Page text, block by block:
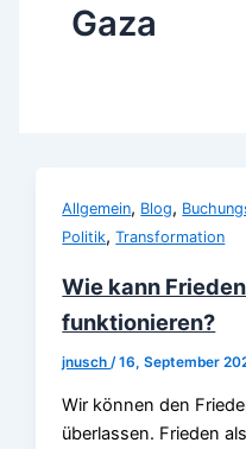
Gaza
Allgemein, Blog,
Politik,Transformation
Wie kann
funktionieren?
jnusch/16, September
Wir können den
überlassen. Frieden